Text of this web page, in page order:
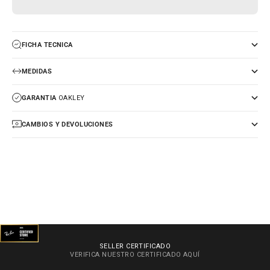
FICHA TECNICA
MEDIDAS
GARANTIAOAKLEY
CAMBIOS Y DEVOLUCIONES
SELLER CERTIFICADO
VERIFICA NUESTRO CERTIFICADO AQUÍ